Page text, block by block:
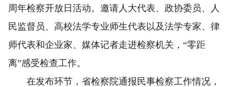
周年检察开放日活动。邀请人大代表、政协委员、人
民监督员、高校法学专业师生代表以及法学专家、律
师代表和企业家、媒体记者走进检察机关，“零距
离”感受检查工作。
在发布环节，省检察院通报民事检察工作情况，